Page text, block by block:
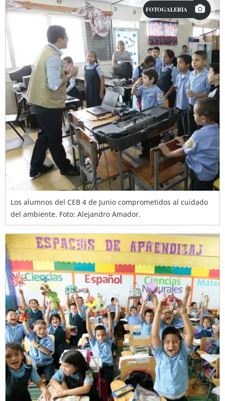
FOTOGALERÍA
Los alumnos del CEB 4 de Junio comprometidos al cuidado
del ambiente. Foto: Alejandro Amador.